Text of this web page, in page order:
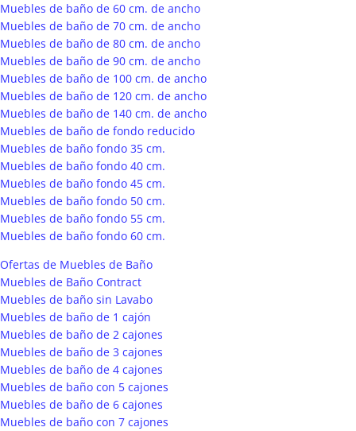
Muebles de baño de 60 cm. de ancho
Muebles de baño de 70 cm. de ancho
Muebles de baño de 80 cm. de ancho
Muebles de baño de 90 cm. de ancho
Muebles de baño de 100 cm. de ancho
Muebles de baño de 120 cm. de ancho
Muebles de baño de 140 cm. de ancho
Muebles de baño de fondo reducido
Muebles de baño fondo 35 cm.
Muebles de baño fondo 40 cm.
Muebles de baño fondo 45 cm.
Muebles de baño fondo 50 cm.
Muebles de baño fondo 55 cm.
Muebles de baño fondo 60 cm.
Ofertas de Muebles de Baño
Muebles de Baño Contract
Muebles de baño sin Lavabo
Muebles de baño de 1 cajón
Muebles de baño de 2 cajones
Muebles de baño de 3 cajones
Muebles de baño de 4 cajones
Muebles de baño con 5 cajones
Muebles de baño de 6 cajones
Muebles de baño con 7 cajones